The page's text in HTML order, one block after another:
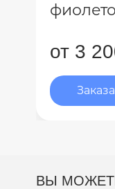
от 3
ВЫ